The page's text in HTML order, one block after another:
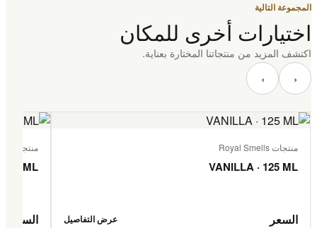
المجموعة التالية
اختيارات أخرى للمكان
اكتشف المزيد من منتجاتنا المختارة بعناية.
‹ ›
منتجات Royal Smells
VANILLA · 125 ML
السعر عرض التفاصيل
منتجات Royal Smells
ML
السعر